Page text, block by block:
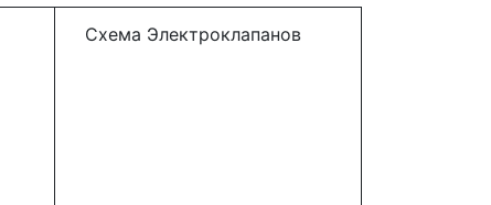
Схема Электроклапанов